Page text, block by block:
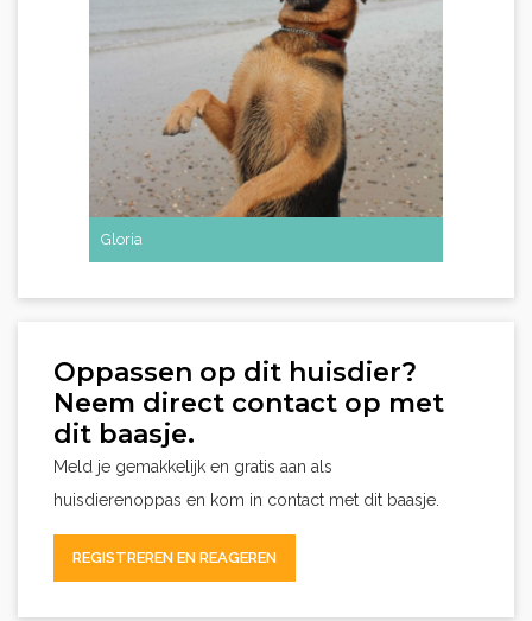
Gloria
Oppassen op dit huisdier?
Neem direct contact op met
dit baasje.
Meld je gemakkelijk en gratis aan als
huisdierenoppas en kom in contact met dit baasje.
REGISTREREN EN REAGEREN